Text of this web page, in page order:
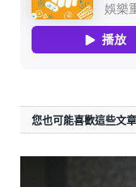
您也可能喜歡這些文章